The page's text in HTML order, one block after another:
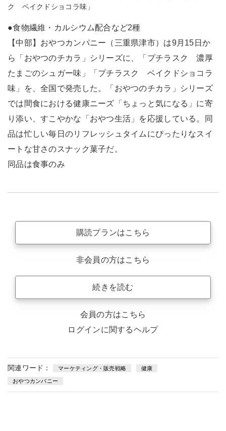
ク ベイクドショコラ味」
●食物繊維・カルシウム配合など2種
【中部】おやつカンパニー（三重県津市）は9月15日か
ら「おやつのチカラ」シリーズに、「プチラスク 濃厚
たまごのシュガー味」「プチラスク ベイクドショコラ
味」を、全国で発売した。「おやつのチカラ」シリーズ
では間食における健康ニーズ「ちょっと気になる」に寄
り添い、すこやかな「おやつ生活」を応援している。同
品は忙しい毎日のリフレッシュタイムにぴったりなスイ
ートな甘さのスナック菓子だ。
同品は食事のみ
購読プランはこちら
非会員の方はこちら
続きを読む
会員の方はこちら
ログインに関するヘルプ
関連ワード： マーケティング・販売戦略 健康
おやつカンパニー